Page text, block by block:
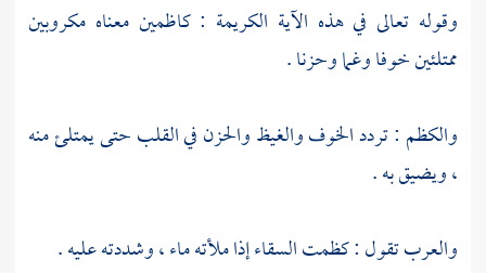
وقوله تعالى في هذه الآية الكريمة : كاظمين معناه مكروبين
ممتلئين خوفا وغما وحزنا .
والكظم : تردد الخوف والغيظ والحزن في القلب حتى يمتلئ منه
، ويضيق به .
والعرب تقول : كظمت السقاء إذا ملأته ماء ، وشددته عليه .